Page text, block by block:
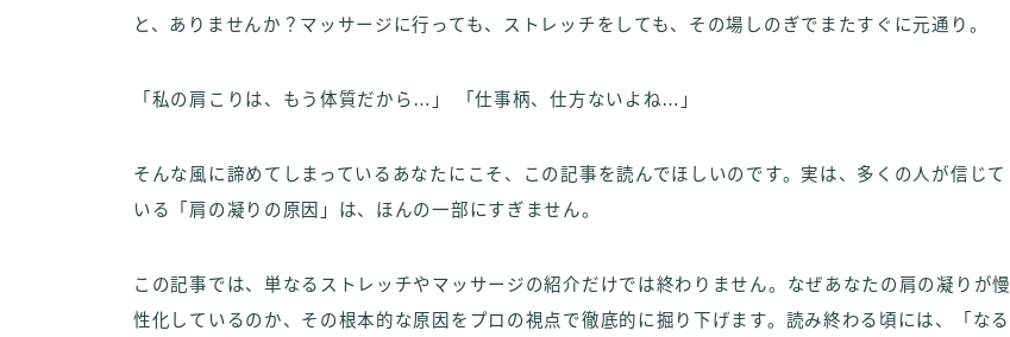
と、ありませんか？マッサージに行っても、ストレッチをしても、その場しのぎでまたすぐに元通り。
「私の肩こりは、もう体質だから…」 「仕事柄、仕方ないよね…」
そんな風に諦めてしまっているあなたにこそ、この記事を読んでほしいのです。実は、多くの人が信じて
いる「肩の凝りの原因」は、ほんの一部にすぎません。
この記事では、単なるストレッチやマッサージの紹介だけでは終わりません。なぜあなたの肩の凝りが慢
性化しているのか、その根本的な原因をプロの視点で徹底的に掘り下げます。読み終わる頃には、「なる